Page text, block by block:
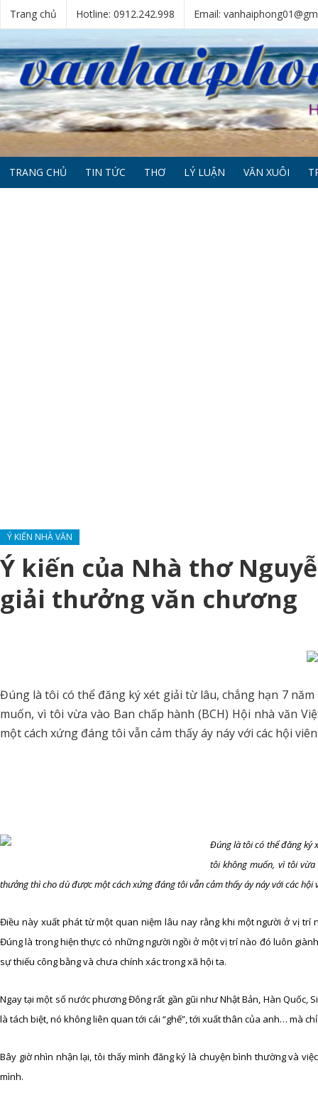
Trang chủ Hotline: 0912.242.998 Email:
TRANG CHỦ TIN TỨC THƠ LÝ LUẬN VĂN XUÔI
Ý KIẾN NHÀ VĂN
Ý kiến của Nhà thơ
giải thưởng văn chương
Đúng là tôi có thể đăng ký xét giải từ lâu, chẳng hạn 7
muốn, vì tôi vừa vào Ban chấp hành (BCH) Hội nhà văn
một cách xứng đáng tôi vẫn cảm thấy áy náy với các hội
Đúng là tôi có thể đăng ký
tôi không muốn, vì tôi
thưởng thì cho dù được một cách xứng đáng tôi vẫn cảm thấy áy náy với các hội
Điều này xuất phát từ một quan niệm lâu nay rằng khi một người ở vị
Đúng là trong hiện thực có những người ngồi ở một vị trí nào đó luôn
sự thiếu công bằng và chưa chính xác trong xã hội ta.
Ngay tại một số nước phương Đông rất gần gũi như Nhật Bản, Hàn Quốc,
là tách biệt, nó không liên quan tới cái “ghế”, tới xuất thân của anh… mà
Bây giờ nhìn nhận lại, tôi thấy mình đăng ký là chuyện bình thường và
mình.